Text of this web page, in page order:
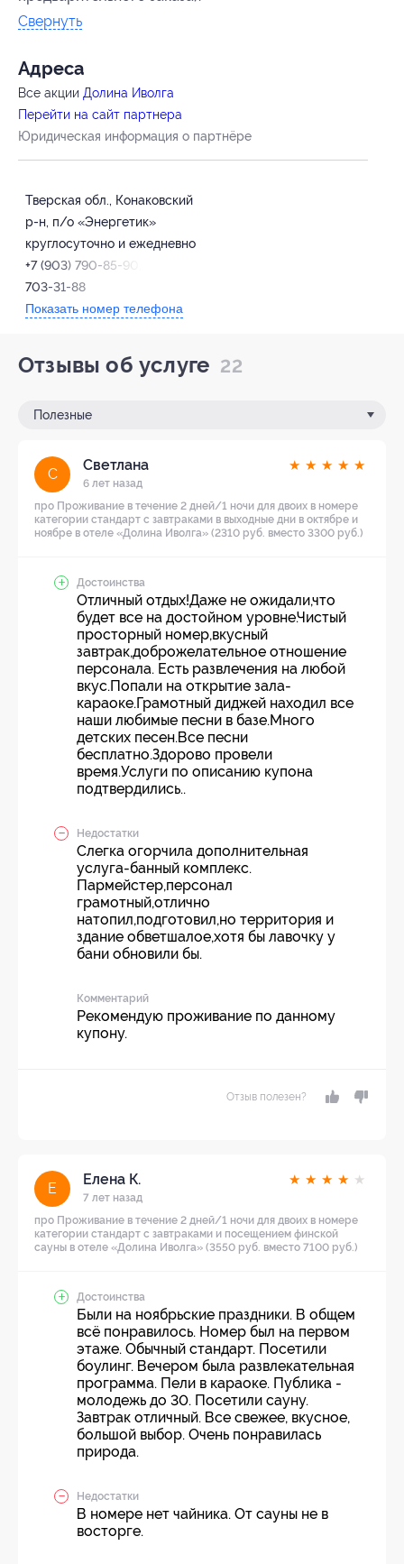
Свернуть
Адресa
Все акции Долина Иволга
Перейти на сайт партнера
Юридическая информация о партнёре
Тверская обл., Конаковский
р-н, п/о «Энергетик»
круглосуточно и ежедневно
+7 (903) 790-85-90, +7 (499)
703-31-88
Показать номер телефона
Отзывы об услуге 22
Полезные
С
Светлана
6 лет назад
★ ★ ★ ★ ★
про Проживание в течение 2 дней/1 ночи для двоих в номере
категории стандарт с завтраками в выходные дни в октябре и
ноябре в отеле «Долина Иволга» (2310 руб. вместо 3300 руб.)
Достоинства
Отличный отдых!Даже не ожидали,что
будет все на достойном уровне.Чистый
просторный номер,вкусный
завтрак,доброжелательное отношение
персонала. Есть развлечения на любой
вкус.Попали на открытие зала-
караоке.Грамотный диджей находил все
наши любимые песни в базе.Много
детских песен.Все песни
бесплатно.Здорово провели
время.Услуги по описанию купона
подтвердились..
Недостатки
Слегка огорчила дополнительная
услуга-банный комплекс.
Пармейстер,персонал
грамотный,отлично
натопил,подготовил,но территория и
здание обветшалое,хотя бы лавочку у
бани обновили бы.
Комментарий
Рекомендую проживание по данному
купону.
Отзыв полезен?
Е
Елена К.
7 лет назад
★ ★ ★ ★ ★
про Проживание в течение 2 дней/1 ночи для двоих в номере
категории стандарт с завтраками и посещением финской
сауны в отеле «Долина Иволга» (3550 руб. вместо 7100 руб.)
Достоинства
Были на ноябрьские праздники. В общем
всё понравилось. Номер был на первом
этаже. Обычный стандарт. Посетили
боулинг. Вечером была развлекательная
программа. Пели в караоке. Публика -
молодежь до 30. Посетили сауну.
Завтрак отличный. Все свежее, вкусное,
большой выбор. Очень понравилась
природа.
Недостатки
В номере нет чайника. От сауны не в
восторге.